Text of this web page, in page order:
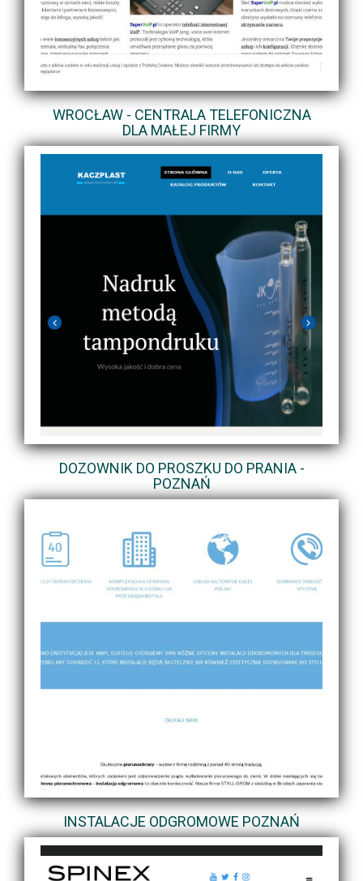
WROCŁAW - CENTRALA TELEFONICZNA
DLA MAŁEJ FIRMY
DOZOWNIK DO PROSZKU DO PRANIA -
POZNAŃ
INSTALACJE ODGROMOWE POZNAŃ